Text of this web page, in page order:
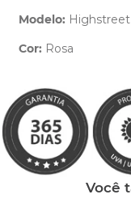
Modelo:
Cor: Rosa
Você